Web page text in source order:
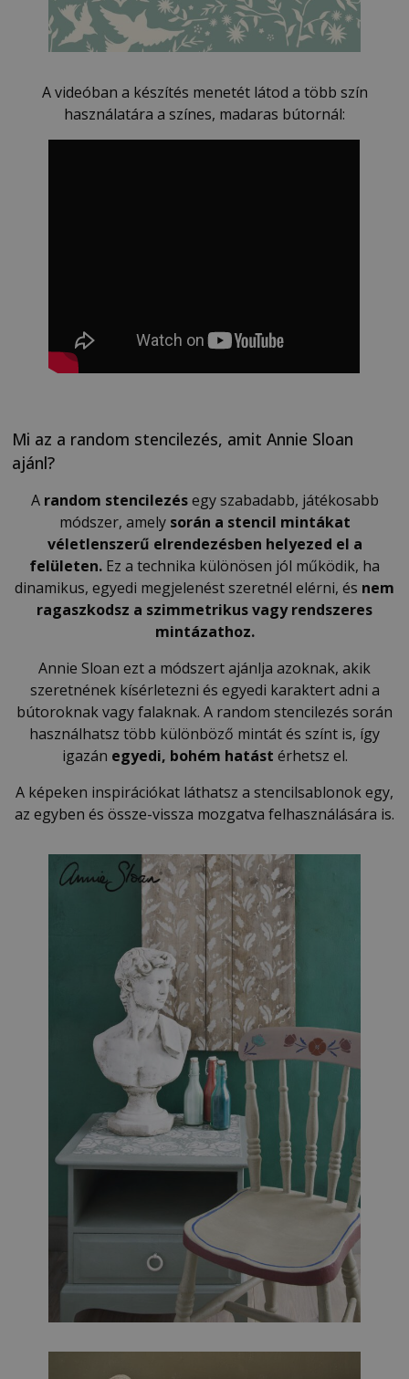
A videóban a készítés menetét látod a több szín
használatára a színes, madaras bútornál:
Mi az a random stencilezés, amit Annie Sloan
ajánl?
A random stencilezésegy szabadabb, játékosabb
módszer, amely során a stencil mintákat
véletlenszerű elrendezésben helyezed el a
felületen. Ez a technika különösen jól működik, ha
dinamikus, egyedi megjelenést szeretnél elérni, és nem
ragaszkodsz a szimmetrikus vagy rendszeres
mintázathoz.
Annie Sloan ezt a módszert ajánlja azoknak, akik
szeretnének kísérletezni és egyedi karaktert adni a
bútoroknak vagy falaknak. A random stencilezés során
használhatsz több különböző mintát és színt is, így
igazán egyedi, bohém hatást érhetsz el.
A képeken inspirációkat láthatsz a stencilsablonok egy,
az egyben és össze-vissza mozgatva felhasználására is.